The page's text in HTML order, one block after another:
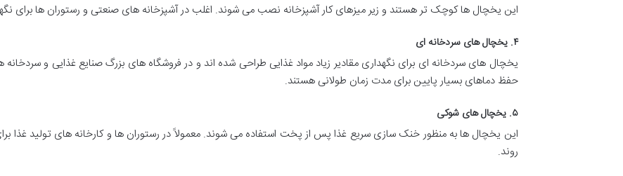
این یخچال ها کوچک تر هستند و زیر میزهای کار آشپزخانه نصب می شوند. اغلب در آشپزخانه های صنعتی و رستوران ها برای
۴. یخچال های سردخانه ای
یخچال های سردخانه ای برای نگهداری مقادیر زیاد مواد غذایی طراحی شده اند و در فروشگاه های بزرگ صنایع غذایی و
حفظ دماهای بسیار پایین برای مدت زمان طولانی هستند.
۵. یخچال های شوکی
این یخچال ها به منظور خنک سازی سریع غذا پس از پخت استفاده می شوند. معمولاً در رستوران ها و کارخانه های تولید غذا
روند.